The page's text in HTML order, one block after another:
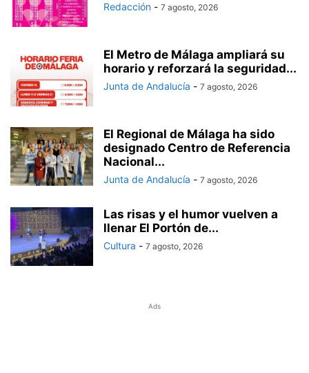
Redacción - 7 agosto, 2026
El Metro de Málaga ampliará su
horario y reforzará la seguridad...
Junta de Andalucía - 7 agosto, 2026
El Regional de Málaga ha sido
designado Centro de Referencia
Nacional...
Junta de Andalucía - 7 agosto, 2026
Las risas y el humor vuelven a
llenar El Portón de...
Cultura - 7 agosto, 2026
Ads